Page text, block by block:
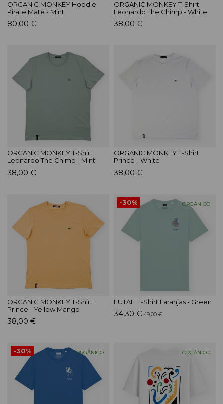
ORGANIC MONKEY Hoodie
Pirate Mate - Mint
80,00 €
ORGANIC MONKEY T-Shirt
Leonardo The Chimp - White
38,00 €
ORGANIC MONKEY T-Shirt
Leonardo The Chimp - Mint
38,00 €
ORGANIC MONKEY T-Shirt
Prince - White
38,00 €
ORGANIC MONKEY T-Shirt
Prince - Yellow Mango
38,00 €
ORGÂNICO
-30%
FUTAH T-Shirt Laranjas - Green
34,30 € 49,00 €
ORGÂNICO
-30% ORGÂNICO